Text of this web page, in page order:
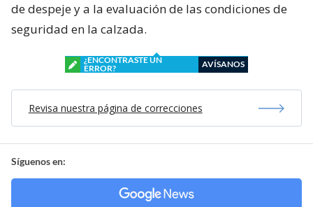
de despeje y a la evaluación de las condiciones de
seguridad en la calzada.
¿ENCONTRASTE UN
ERROR?
AVÍSANOS
Revisa nuestra página de correcciones
Síguenos en: